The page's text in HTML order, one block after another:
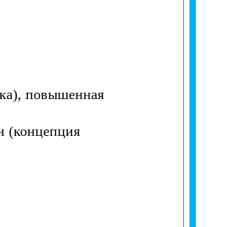
повышенная
(концепция